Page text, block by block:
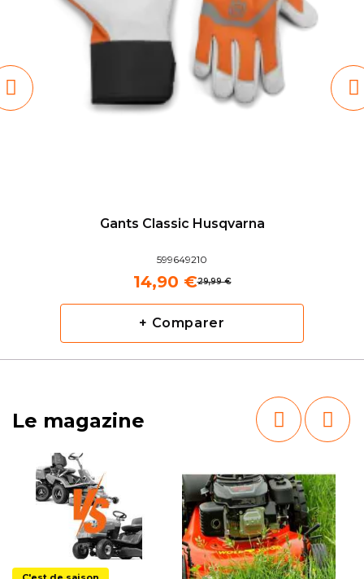
Gants Classic Husqvarna
599649210
29,99 €
14,90 €
+ Comparer
Le magazine